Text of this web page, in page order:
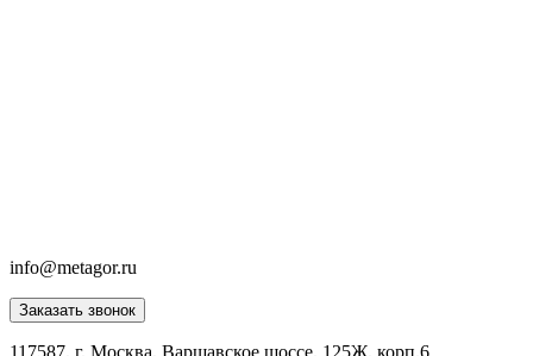
info@metagor.ru
Заказать звонок
117587, г. Москва, Варшавское шоссе, 125Ж, корп.6